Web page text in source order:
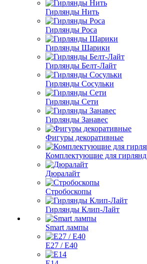
Гирлянды Нить
Гирлянды Роса
Гирлянды Шарики
Гирлянды Белт-Лайт
Гирлянды Сосульки
Гирлянды Сети
Гирлянды Занавес
Фигуры декоративные
Комплектующие для гирлянд
Дюралайт
Стробоскопы
Гирлянды Клип-Лайт
Smart лампы
E27 / E40